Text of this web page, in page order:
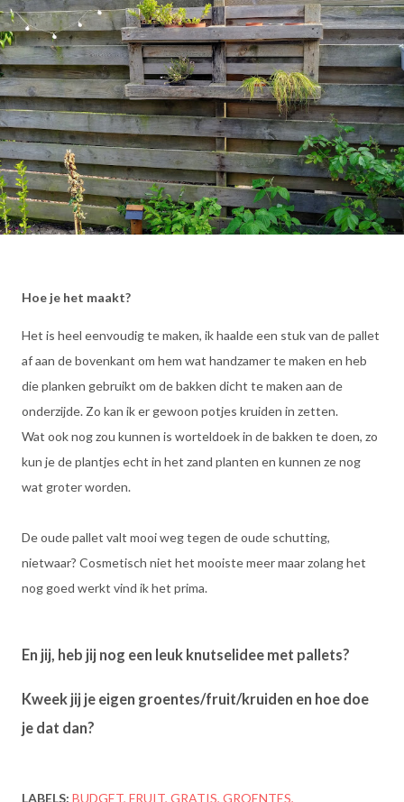
Hoe je het maakt?
Het is heel eenvoudig te maken, ik haalde een stuk van de pallet
af aan de bovenkant om hem wat handzamer te maken en heb
die planken gebruikt om de bakken dicht te maken aan de
onderzijde. Zo kan ik er gewoon potjes kruiden in zetten.
Wat ook nog zou kunnen is worteldoek in de bakken te doen, zo
kun je de plantjes echt in het zand planten en kunnen ze nog
wat groter worden.
De oude pallet valt mooi weg tegen de oude schutting,
nietwaar? Cosmetisch niet het mooiste meer maar zolang het
nog goed werkt vind ik het prima.
En jij, heb jij nog een leuk knutselidee met pallets?
Kweek jij je eigen groentes/fruit/kruiden en hoe doe
je dat dan?
LABELS: BUDGET FRUIT GRATIS GROENTES